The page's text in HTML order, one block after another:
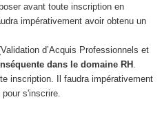
avant toute inscription en
impérativement avoir obtenu un
d’Acquis Professionnels et
dans le domaine RH
inscription. Il faudra impérativement
s'inscrire.